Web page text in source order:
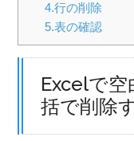
4.行の削除
5.表の確認
Excelで
括で削除